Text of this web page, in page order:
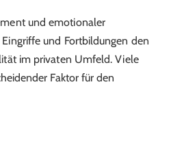
und emotionaler
und Fortbildungen den
im privaten Umfeld. Viele
Faktor für den